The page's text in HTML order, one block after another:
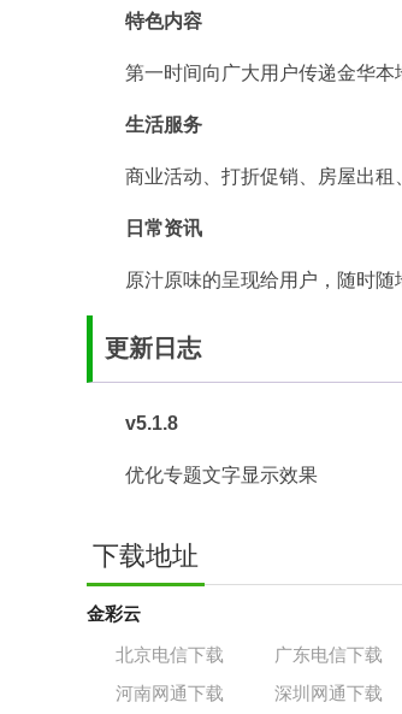
特色内容
第一时间向广大用户传递金华
生活服务
商业活动、打折促销、房屋出
日常资讯
原汁原味的呈现给用户，随时
更新日志
v5.1.8
优化专题文字显示效果
下载地址
金彩云
北京电信下载
广东电信下载
河南网通下载
深圳网通下载